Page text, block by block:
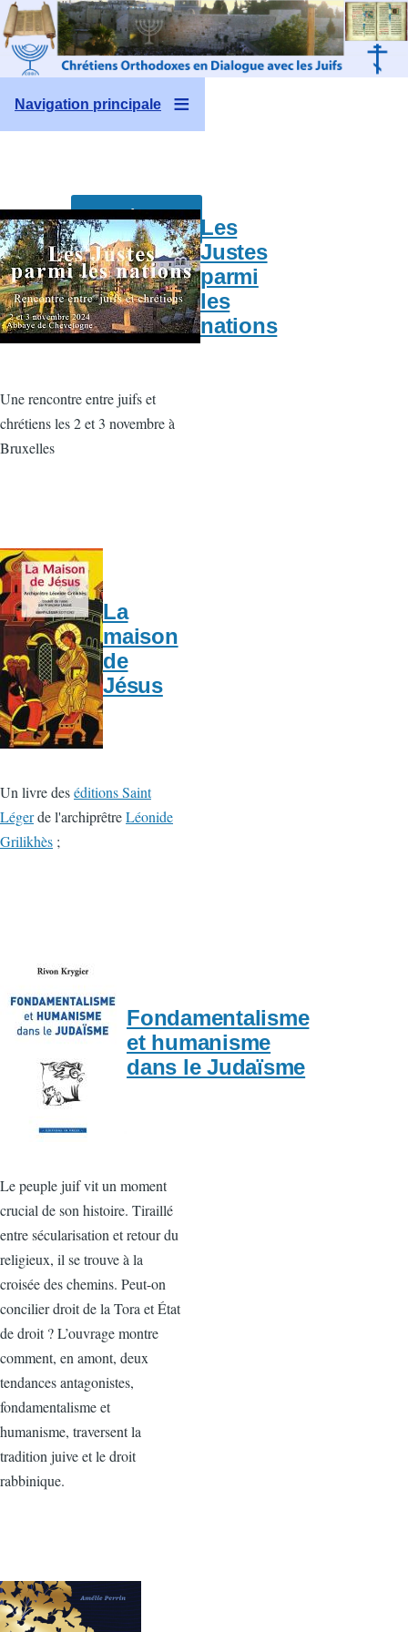
Aller au contenu principal
Navigation principale
Les
Justes
parmi
les
nations
Une rencontre entre juifs et
chrétiens les 2 et 3 novembre à
Bruxelles
La
maison
de
Jésus
Un livre deséditions Saint
Légerde l'archiprêtreLéonide
Grilikhès ;
Fondamentalisme
et humanisme
dans le Judaïsme
Le peuple juif vit un moment
crucial de son histoire. Tiraillé
entre sécularisation et retour du
religieux, il se trouve à la
croisée des chemins. Peut-on
concilier droit de la Tora et État
de droit ? L’ouvrage montre
comment, en amont, deux
tendances antagonistes,
fondamentalisme et
humanisme, traversent la
tradition juive et le droit
rabbinique.
Adhésions
2026
Rencontre
Été 2026